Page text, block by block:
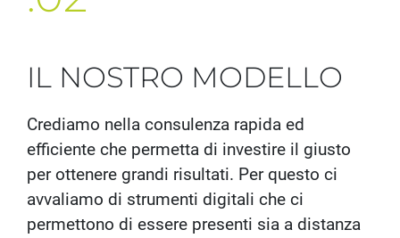
IL NOSTRO MODELLO
Crediamo nella consulenza rapida ed
efficiente che permetta di investire il giusto
per ottenere grandi risultati. Per questo ci
avvaliamo di strumenti digitali che ci
permettono di essere presenti sia a distanza